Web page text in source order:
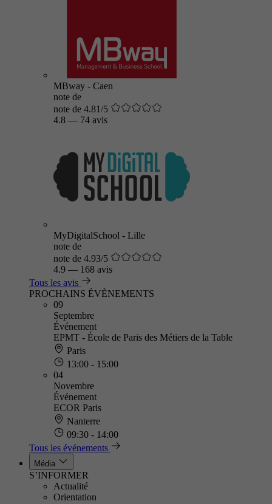
MBway - Caen
note de
note de 4.81/5
4.8 — 74 avis
MyDigitalSchool - Lille
note de
note de 4.93/5
4.9 — 168 avis
Tous les avis
PROCHAINS ÉVÈNEMENTS
09
Septembre
Événement
EPMT - École de Paris des Métiers de la Table
Paris
13:00 - 15:00
04
Novembre
Événement
ECOR Paris
Nanterre
09:30 - 14:00
Tous les événements
Média
S’INFORMER
Actualité
Orientation